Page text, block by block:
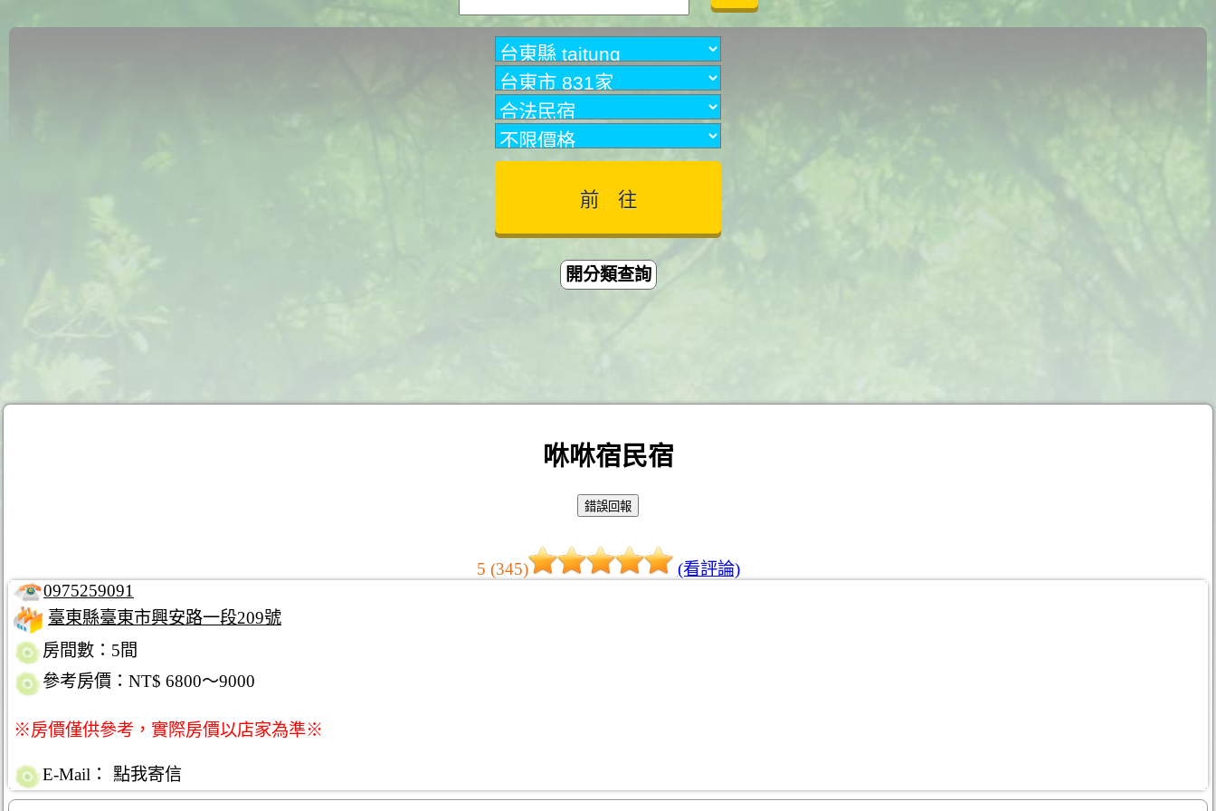
開分類查詢
咻咻宿民宿
5 (345)
(看評論)
0975259091
臺東縣臺東市興安路一段209號
房間數：5間
參考房價：NT$ 6800～9000
※房價僅供參考，實際房價以店家為準※
E-Mail： 點我寄信